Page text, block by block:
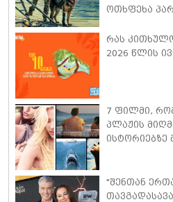
ოთხფეხა
ისაუბრა
რას
2026 წლის
7 ფილმი,
პლაჟის
ისტორიებზე
"შენთან